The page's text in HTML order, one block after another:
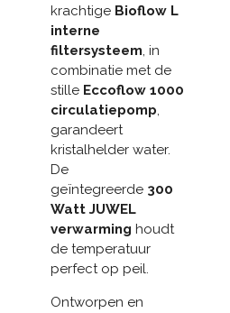
krachtige Bioflow L
interne
filtersysteem, in
combinatie met de
stille Eccoflow 1000
circulatiepomp,
garandeert
kristalhelder water.
De
geïntegreerde 300
Watt JUWEL
verwarming houdt
de temperatuur
perfect op peil.
Ontworpen en